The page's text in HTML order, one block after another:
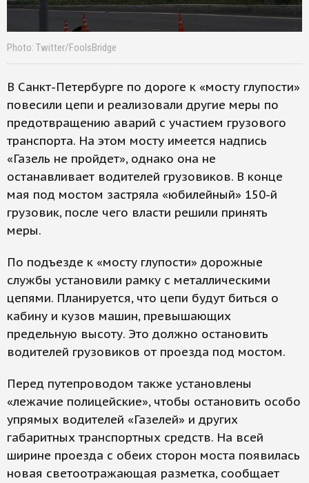
Photo: Twitter/FoolsBridge
В Санкт-Петербурге по дороге к «мосту глупости»
повесили цепи и реализовали другие меры по
предотвращению аварий с участием грузового
транспорта. На этом мосту имеется надпись
«Газель не пройдет», однако она не
останавливает водителей грузовиков. В конце
мая под мостом застряла «юбилейный» 150-й
грузовик, после чего власти решили принять
меры.
По подъезде к «мосту глупости» дорожные
службы установили рамку с металлическими
цепями. Планируется, что цепи будут биться о
кабину и кузов машин, превышающих
предельную высоту. Это должно остановить
водителей грузовиков от проезда под мостом.
Перед путепроводом также установлены
«лежачие полицейские», чтобы остановить особо
упрямых водителей «Газелей» и других
габаритных транспортных средств. На всей
ширине проезда с обеих сторон моста появилась
новая светоотражающая разметка, сообщает